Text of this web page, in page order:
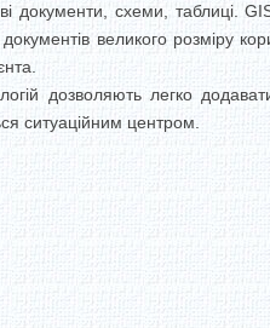
документи, схеми, таблиці.
великого розміру
дозволяють легко
ситуаційним центром.